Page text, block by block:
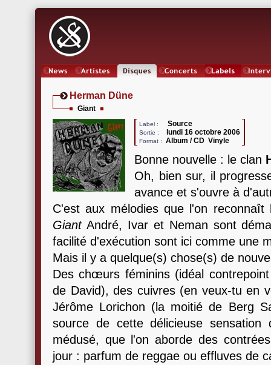
Herman Düne
Giant
Label : Source
Sortie : lundi 16 octobre 2006
Format : Album / CD Vinyle
Bonne nouvelle : le clan
Oh, bien sur, il
avance et s'ouvre à
C'est aux mélodies que l'on
GiantAndré, Ivar et Neman sont
facilité d'exécution sont ici comme une
Mais il y a quelque(s) chose(s) de
Des chœurs féminins (idéal
de David), des cuivres (en veux-tu en
Jérôme Lorichon (la moitié de Berg
source de cette délicieuse
médusé, que l'on aborde des
jour : parfum de reggae ou effluves de